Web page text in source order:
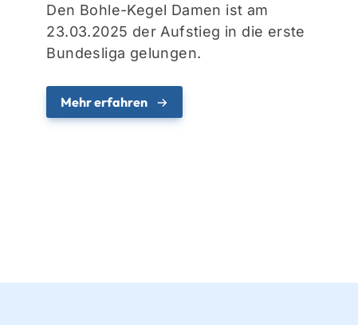
Den Bohle-Kegel Damen ist am
23.03.2025 der Aufstieg in die erste
Bundesliga gelungen.
Mehr erfahren